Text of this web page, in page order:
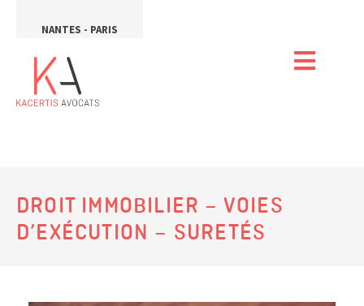
NANTES - PARIS
DROIT IMMOBILIER – VOIES
D’EXÉCUTION – SURETÉS